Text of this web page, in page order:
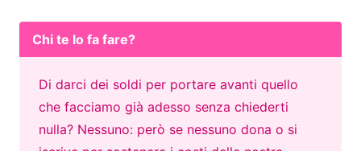
Chi te lo fa fare?
Di darci dei soldi per portare avanti quello
che facciamo già adesso senza chiederti
nulla? Nessuno: però se nessuno dona o si